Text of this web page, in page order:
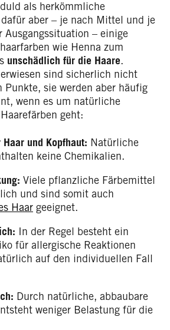
als herkömmliche
aber – je nach Mittel und je
– einige
wie Henna zum
unschädlich für die Haare.
sind sicherlich nicht
Punkte, sie werden aber häufig
wenn es um natürliche
geht:
und Kopfhaut: Natürliche
keine Chemikalien.
Viele pflanzliche Färbemittel
und sind somit auch
Haar geeignet.
In der Regel besteht ein
für allergische Reaktionen
auf den individuellen Fall
Durch natürliche, abbaubare
weniger Belastung für die